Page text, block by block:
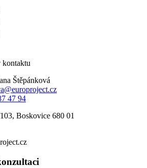
kontaktu
Štěpánková
47 94
Boskovice 680 01